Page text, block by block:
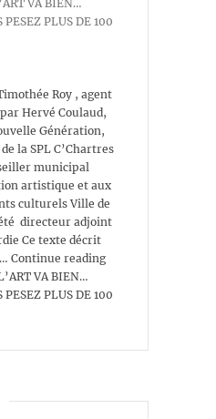
VA BIEN…
PESEZ PLUS DE 100
Roy , agent
Hervé Coulaud,
Génération,
la SPL C’Chartres
municipal
artistique et aux
culturels Ville de
directeur adjoint
Ce texte décrit
Continue reading
VA BIEN…
PESEZ PLUS DE 100